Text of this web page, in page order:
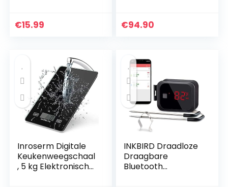
Van Hoogwaardig
€15.99 €94.90
Inroserm Digitale
Keukenweegschaal
, 5 kg Elektronische
INKBIRD Draadloze
Draagbare
Bluetooth